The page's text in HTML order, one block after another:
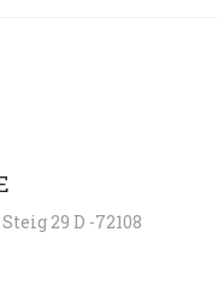
29 D -72108